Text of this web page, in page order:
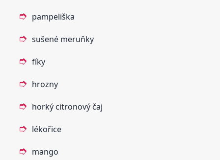
pampeliška
sušené meruňky
fíky
hrozny
horký citronový čaj
lékořice
mango